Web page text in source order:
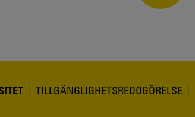
TILLGÄNGLIGHETSREDOGÖRELSE